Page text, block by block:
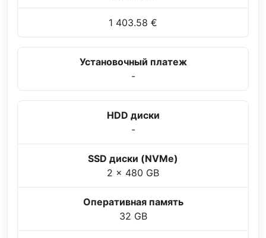
1 403.58 €
Установочный платеж
-
HDD диски
-
SSD диски (NVMe)
2 x 480 GB
Оперативная память
32 GB